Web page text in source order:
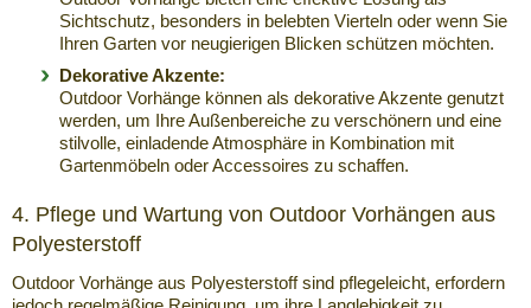
Sichtschutz, besonders in belebten Vierteln oder wenn Sie
Ihren Garten vor neugierigen Blicken schützen möchten.
Dekorative Akzente:
Outdoor Vorhänge können als dekorative Akzente genutzt
werden, um Ihre Außenbereiche zu verschönern und eine
stilvolle, einladende Atmosphäre in Kombination mit
Gartenmöbeln oder Accessoires zu schaffen.
4. Pflege und Wartung von Outdoor Vorhängen aus
Polyesterstoff
Outdoor Vorhänge aus Polyesterstoff sind pflegeleicht, erfordern